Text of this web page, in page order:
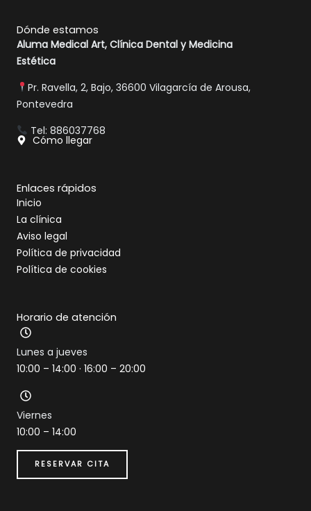
b
o
o
k
a
g
r
a
Dónde estamos
Aluma Medical Art, Clínica Dental y Medicina
Estética
Pr. Ravella, 2, Bajo, 36600 Vilagarcía de Arousa,
Pontevedra
Tel: 886037768
Cómo llegar
Enlaces rápidos
Inicio
La clínica
Aviso legal
Política de privacidad
Política de cookies
Horario de atención
Lunes a jueves
10:00 – 14:00 · 16:00 – 20:00
Viernes
10:00 – 14:00
RESERVAR CITA